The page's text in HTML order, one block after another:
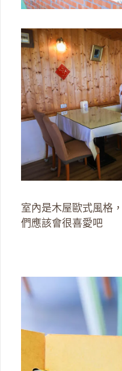
室內是木屋歐式風格
們應該會很喜愛吧